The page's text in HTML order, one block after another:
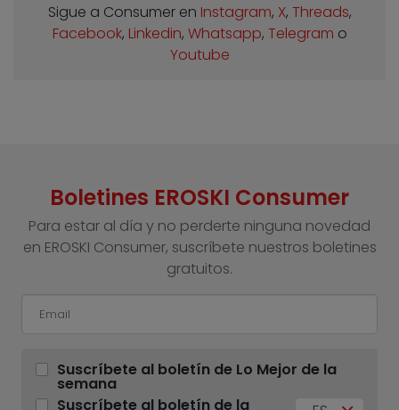
Sigue a Consumer en Instagram, X, Threads,
Facebook, Linkedin, Whatsapp, Telegram o
Youtube
Boletines EROSKI Consumer
Para estar al día y no perderte ninguna novedad
en EROSKI Consumer, suscríbete nuestros boletines
gratuitos.
Suscríbete al boletín de Lo Mejor de la
semana
Suscríbete al boletín de la